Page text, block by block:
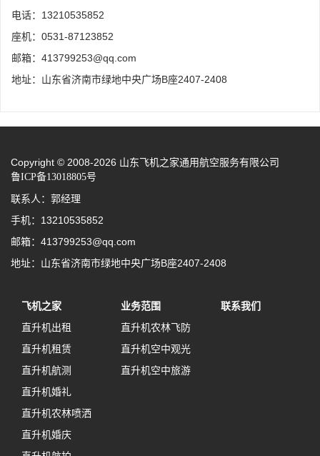
电话：13210535852
座机：0531-87123852
邮箱：413799253@qq.com
地址：山东省济南市绿地中央广场B座2407-2408
Copyright © 2008-2026 山东飞机之家通用航空服务有限公司
鲁ICP备13018805号
联系人：郭经理
手机：13210535852
邮箱：413799253@qq.com
地址：山东省济南市绿地中央广场B座2407-2408
飞机之家
直升机出租
直升机租赁
直升机航测
直升机婚礼
直升机农林喷洒
直升机婚庆
业务范围
直升机农林飞防
直升机空中观光
直升机空中旅游
联系我们